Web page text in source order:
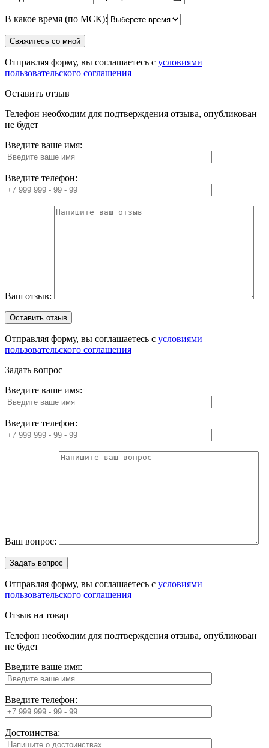
В какое время (по МСК):
Отправляя форму, вы соглашаетесь с условиями
пользовательского соглашения
Оставить отзыв
Телефон необходим для подтверждения отзыва, опубликован
не будет
Введите ваше имя:
Введите телефон:
Ваш отзыв:
Отправляя форму, вы соглашаетесь с условиями
пользовательского соглашения
Задать вопрос
Введите ваше имя:
Введите телефон:
Ваш вопрос:
Отправляя форму, вы соглашаетесь с условиями
пользовательского соглашения
Отзыв на товар
Телефон необходим для подтверждения отзыва, опубликован
не будет
Введите ваше имя:
Введите телефон:
Достоинства: